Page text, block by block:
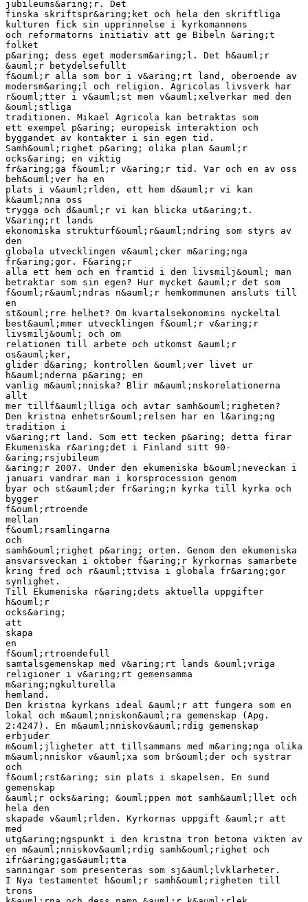
jubileums&aring;r. Det
finska skriftspr&aring;ket och hela den skriftliga
kulturen fick sin upprinnelse i kyrkomannens
och reformatorns initiativ att ge Bibeln &aring;t
folket
p&aring; dess eget modersm&aring;l. Det h&auml;r
&auml;r betydelsefullt
f&ouml;r alla som bor i v&aring;rt land, oberoende av
modersm&aring;l och religion. Agricolas livsverk har
r&ouml;tter i v&auml;st men v&auml;xelverkar med den
&ouml;stliga
traditionen. Mikael Agricola kan betraktas som
ett exempel p&aring; europeisk interaktion och
byggandet av kontakter i sin egen tid.
Samh&ouml;righet p&aring; olika plan &auml;r
ocks&aring; en viktig
fr&aring;ga f&ouml;r v&aring;r tid. Var och en av oss
beh&ouml;ver ha en
plats i v&auml;rlden, ett hem d&auml;r vi kan
k&auml;nna oss
trygga och d&auml;r vi kan blicka ut&aring;t.
V&aring;rt lands
ekonomiska strukturf&ouml;r&auml;ndring som styrs av
den
globala utvecklingen v&auml;cker m&aring;nga
fr&aring;gor. F&aring;r
alla ett hem och en framtid i den livsmilj&ouml; man
betraktar som sin egen? Hur mycket &auml;r det som
f&ouml;r&auml;ndras n&auml;r hemkommunen ansluts till
en
st&ouml;rre helhet? Om kvartalsekonomins nyckeltal
best&auml;mmer utvecklingen f&ouml;r v&aring;r
livsmilj&ouml; och om
relationen till arbete och utkomst &auml;r
os&auml;ker,
glider d&aring; kontrollen &ouml;ver livet ur
h&auml;nderna p&aring; en
vanlig m&auml;nniska? Blir m&auml;nskorelationerna
allt
mer tillf&auml;lliga och avtar samh&ouml;righeten?
Den kristna enhetsr&ouml;relsen har en l&aring;ng
tradition i
v&aring;rt land. Som ett tecken p&aring; detta firar
Ekumeniska r&aring;det i Finland sitt 90-
&aring;rsjubileum
&aring;r 2007. Under den ekumeniska b&ouml;neveckan i
januari vandrar man i korsprocession genom
byar och st&auml;der fr&aring;n kyrka till kyrka och
bygger
f&ouml;rtroende
mellan
f&ouml;rsamlingarna
och
samh&ouml;righet p&aring; orten. Genom den ekumeniska
ansvarsveckan i oktober f&aring;r kyrkornas samarbete
kring fred och r&auml;ttvisa i globala fr&aring;gor
synlighet.
Till Ekumeniska r&aring;dets aktuella uppgifter
h&ouml;r
ocks&aring;
att
skapa
en
f&ouml;rtroendefull
samtalsgemenskap med v&aring;rt lands &ouml;vriga
religioner i v&aring;rt gemensamma
m&aring;ngkulturella
hemland.
Den kristna kyrkans ideal &auml;r att fungera som en
lokal och m&auml;nniskon&auml;ra gemenskap (Apg.
2:4247). En m&auml;nniskov&auml;rdig gemenskap
erbjuder
m&ouml;jligheter att tillsammans med m&aring;nga olika
m&auml;nniskor v&auml;xa som br&ouml;der och systrar
och
f&ouml;rst&aring; sin plats i skapelsen. En sund
gemenskap
&auml;r ocks&aring; &ouml;ppen mot samh&auml;llet och
hela den
skapade v&auml;rlden. Kyrkornas uppgift &auml;r att
med
utg&aring;ngspunkt i den kristna tron betona vikten av
en m&auml;nniskov&auml;rdig samh&ouml;righet och
ifr&aring;gas&auml;tta
sanningar som presenteras som sj&auml;lvklarheter.
I Nya testamentet h&ouml;r samh&ouml;righeten till
trons